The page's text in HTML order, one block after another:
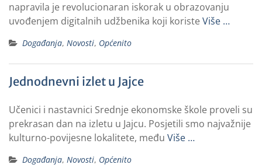
napravila je revolucionaran iskorak u obrazovanju
uvođenjem digitalnih udžbenika koji koristeViše …
Događanja, Novosti, Općenito
Jednodnevni izlet u Jajce
Učenici i nastavnici Srednje ekonomske škole proveli su
prekrasan dan na izletu u Jajcu. Posjetili smo najvažnije
kulturno-povijesne lokalitete, među Više …
Događanja, Novosti, Općenito